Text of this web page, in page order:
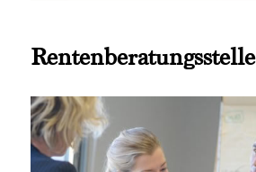
Rentenberatungsstelle